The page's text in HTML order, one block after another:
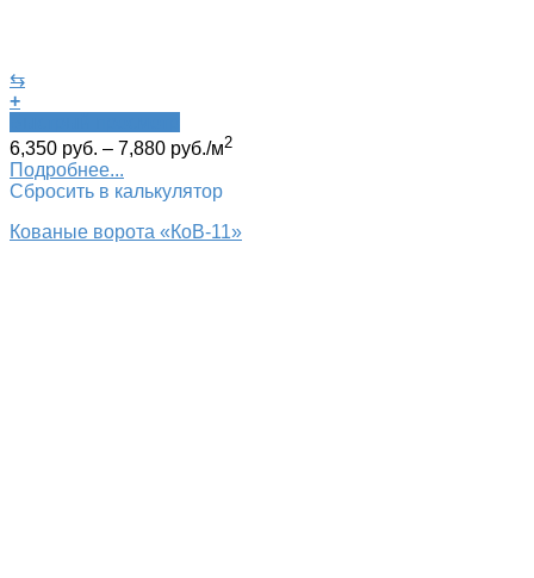
⇆
+
6,350 руб. – 7,880 руб./м2
Подробнее...
Сбросить в калькулятор
Кованые ворота «КоВ-11»